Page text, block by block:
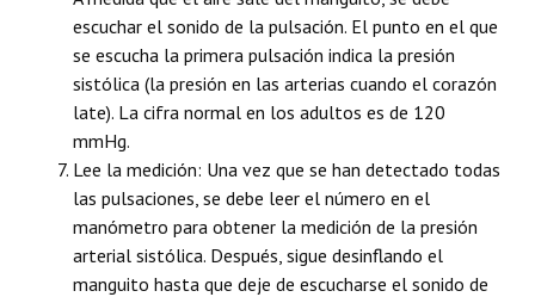
escuchar el sonido de la pulsación. El punto en el que
se escucha la primera pulsación indica la presión
sistólica (la presión en las arterias cuando el corazón
late). La cifra normal en los adultos es de 120
mmHg.
Lee la medición: Una vez que se han detectado todas
las pulsaciones, se debe leer el número en el
manómetro para obtener la medición de la presión
arterial sistólica. Después, sigue desinflando el
manguito hasta que deje de escucharse el sonido de